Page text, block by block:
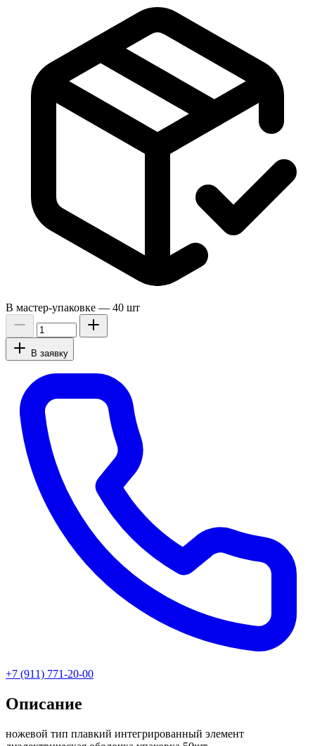
В мастер-упаковке — 40 шт
В заявку
+7 (911) 771-20-00
Описание
ножевой тип плавкий интегрированный элемент